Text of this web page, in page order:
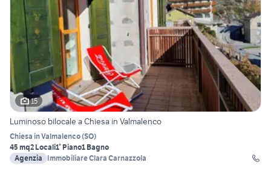
15
Luminoso bilocale a Chiesa in Valmalenco
Chiesa in Valmalenco(SO)
45 mq2 Locali1° Piano1 Bagno
Agenzia
Immobiliare Clara Carnazzola